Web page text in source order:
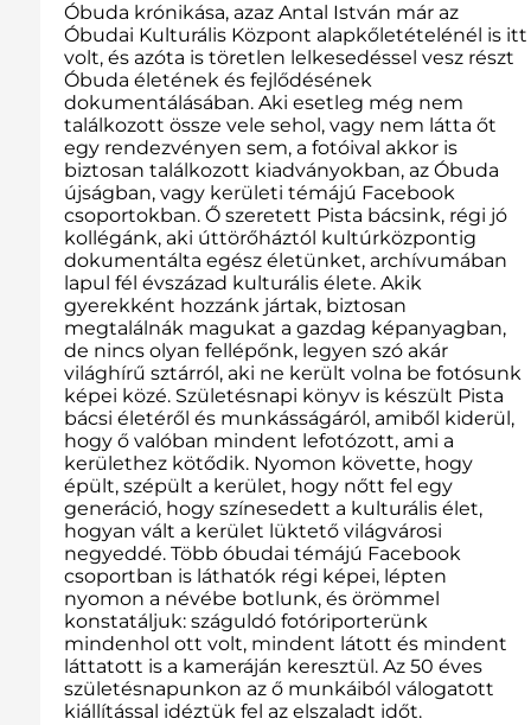
Óbuda krónikása, azaz Antal István már az
Óbudai Kulturális Központ alapkőletételénél is itt
volt, és azóta is töretlen lelkesedéssel vesz részt
Óbuda életének és fejlődésének
dokumentálásában. Aki esetleg még nem
találkozott össze vele sehol, vagy nem látta őt
egy rendezvényen sem, a fotóival akkor is
biztosan találkozott kiadványokban, az Óbuda
újságban, vagy kerületi témájú Facebook
csoportokban. Ő szeretett Pista bácsink, régi jó
kollégánk, aki úttörőháztól kultúrközpontig
dokumentálta egész életünket, archívumában
lapul fél évszázad kulturális élete. Akik
gyerekként hozzánk jártak, biztosan
megtalálnák magukat a gazdag képanyagban,
de nincs olyan fellépőnk, legyen szó akár
világhírű sztárról, aki ne került volna be fotósunk
képei közé. Születésnapi könyv is készült Pista
bácsi életéről és munkásságáról, amiből kiderül,
hogy ő valóban mindent lefotózott, ami a
kerülethez kötődik. Nyomon követte, hogy
épült, szépült a kerület, hogy nőtt fel egy
generáció, hogy színesedett a kulturális élet,
hogyan vált a kerület lüktető világvárosi
negyeddé. Több óbudai témájú Facebook
csoportban is láthatók régi képei, lépten
nyomon a névébe botlunk, és örömmel
konstatáljuk: száguldó fotóriporterünk
mindenhol ott volt, mindent látott és mindent
láttatott is a kameráján keresztül. Az 50 éves
születésnapunkon az ő munkáiból válogatott
kiállítással idéztük fel az elszaladt időt.